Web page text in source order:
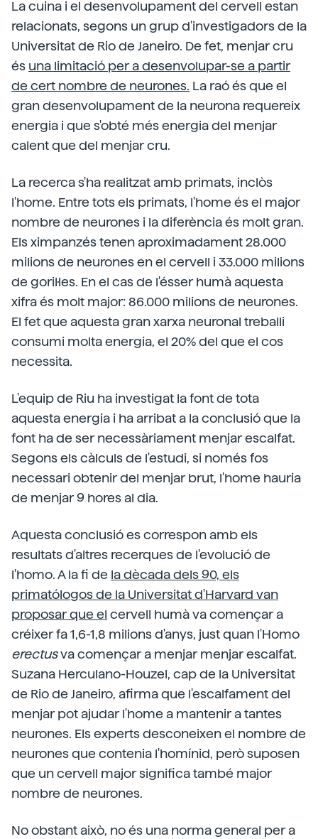
La cuina i el desenvolupament del cervell estan
relacionats, segons un grup d'investigadors de la
Universitat de Rio de Janeiro. De fet, menjar cru
és una limitació per a desenvolupar-se a partir
de cert nombre de neurones. La raó és que el
gran desenvolupament de la neurona requereix
energia i que s'obté més energia del menjar
calent que del menjar cru.
La recerca s'ha realitzat amb primats, inclòs
l'home. Entre tots els primats, l'home és el major
nombre de neurones i la diferència és molt gran.
Els ximpanzés tenen aproximadament 28.000
milions de neurones en el cervell i 33.000 milions
de goril·les. En el cas de l'ésser humà aquesta
xifra és molt major: 86.000 milions de neurones.
El fet que aquesta gran xarxa neuronal treballi
consumi molta energia, el 20% del que el cos
necessita.
L'equip de Riu ha investigat la font de tota
aquesta energia i ha arribat a la conclusió que la
font ha de ser necessàriament menjar escalfat.
Segons els càlculs de l'estudi, si només fos
necessari obtenir del menjar brut, l'home hauria
de menjar 9 hores al dia.
Aquesta conclusió es correspon amb els
resultats d'altres recerques de l'evolució de
l'homo. A la fi de la dècada dels 90, els
primatólogos de la Universitat d'Harvard van
proposar que el cervell humà va començar a
créixer fa 1,6-1,8 milions d'anys, just quan l'Homo
erectusva començar a menjar menjar escalfat.
Suzana Herculano-Houzel, cap de la Universitat
de Rio de Janeiro, afirma que l'escalfament del
menjar pot ajudar l'home a mantenir a tantes
neurones. Els experts desconeixen el nombre de
neurones que contenia l'homínid, però suposen
que un cervell major significa també major
nombre de neurones.
No obstant això, no és una norma general per a